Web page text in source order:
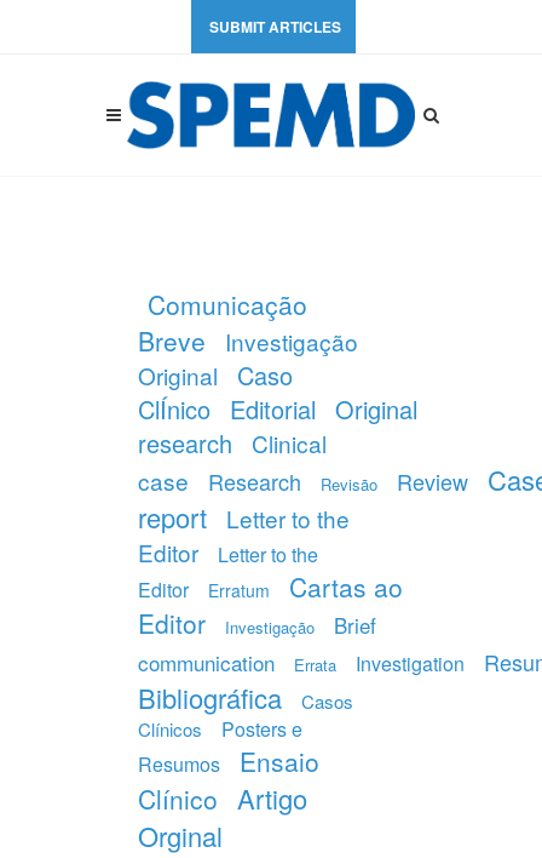
SUBMIT ARTICLES
Comunicação
Breve
Investigação
Original
Caso
ClÍnico Editorial Original
research
Clinical
case
Research Revisão Review
report
Letter to the
Editor
Letter to the
Editor
Erratum
Cartas ao
Editor
Investigação
Brief
communication
Errata Investigation
Bibliográfica
Casos
Clínicos
Posters e
Resumos
Ensaio
Clínico Artigo
Orginal